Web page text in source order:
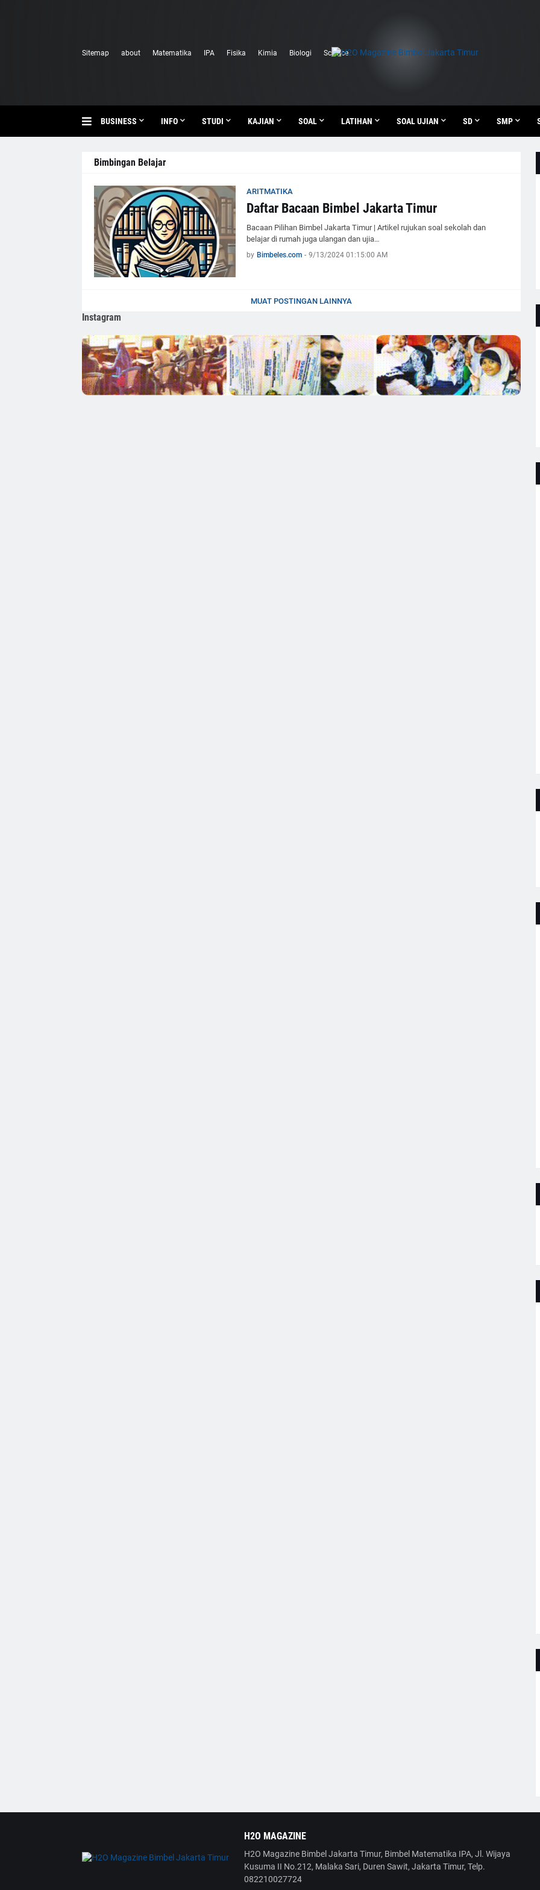
Sitemap about Matematika IPA Fisika Kimia Biologi Science
BUSINESS INFO STUDI KAJIAN SOAL LATIHAN SOAL UJIAN SD SMP
Bimbingan Belajar
ARITMATIKA
Daftar Bacaan Bimbel Jakarta Timur
Bacaan Pilihan Bimbel Jakarta Timur | Artikel rujukan soal sekolah dan
belajar di rumah juga ulangan dan ujia…
by Bimbeles.com - 9/13/2024 01:15:00 AM
MUAT POSTINGAN LAINNYA
Instagram
H2O MAGAZINE
H2O Magazine Bimbel Jakarta Timur, Bimbel Matematika IPA, Jl. Wijaya
Kusuma II No.212, Malaka Sari, Duren Sawit, Jakarta Timur, Telp.
082210027724